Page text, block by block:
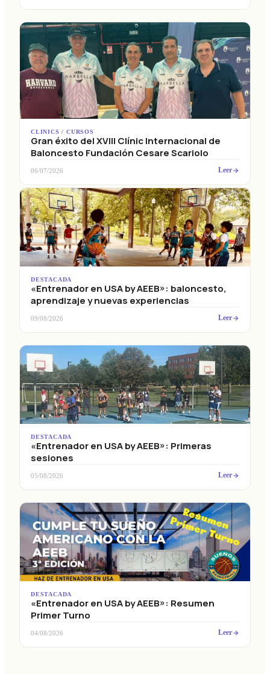
CLINICS / CURSOS
Gran éxito del XVIII Clínic Internacional de
Baloncesto Fundación Cesare Scariolo
06/07/2026 Leer
DESTACADA
«Entrenador en USA by AEEB»: baloncesto,
aprendizaje y nuevas experiencias
09/08/2026 Leer
DESTACADA
«Entrenador en USA by AEEB»: Primeras
sesiones
05/08/2026 Leer
DESTACADA
«Entrenador en USA by AEEB»: Resumen
Primer Turno
04/08/2026 Leer